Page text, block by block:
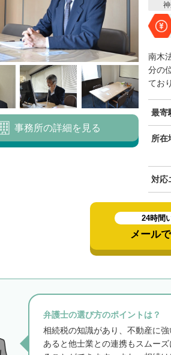
南木
分の
てお
最寄
所在
対応
事務所の詳細を見る
24時間
メール
弁護士の選び方のポイントは？
相続税の知識があり、不動産に
あると他士業との連携もスムー